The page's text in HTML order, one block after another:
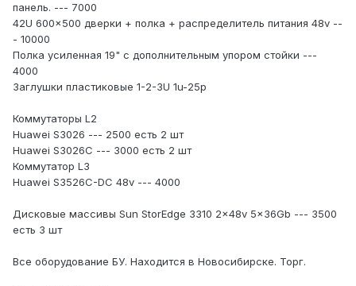
панель. --- 7000
42U 600x500 дверки + полка + распределитель питания 48v --
- 10000
Полка усиленная 19" с дополнительным упором стойки ---
4000
Заглушки пластиковые 1-2-3U 1u-25р
Коммутаторы L2
Huawei S3026 --- 2500 есть 2 шт
Huawei S3026C --- 3000 есть 2 шт
Коммутатор L3
Huawei S3526C-DC 48v --- 4000
Дисковые массивы Sun StorEdge 3310 2x48v 5x36Gb --- 3500
есть 3 шт
Все оборудование БУ. Находится в Новосибирске. Торг.